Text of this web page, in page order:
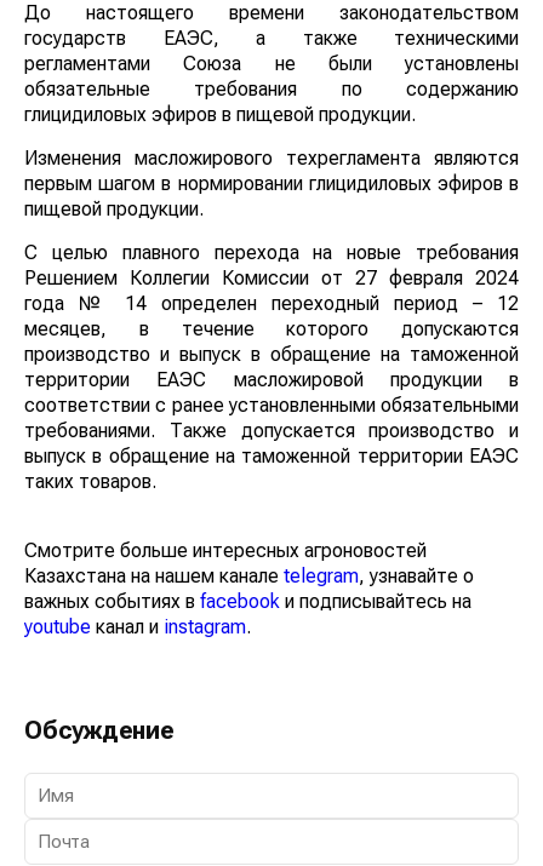
До настоящего времени законодательством
государств ЕАЭС, а также техническими
регламентами Союза не были установлены
обязательные требования по содержанию
глицидиловых эфиров в пищевой продукции.
Изменения масложирового техрегламента являются
первым шагом в нормировании глицидиловых эфиров в
пищевой продукции.
С целью плавного перехода на новые требования
Решением Коллегии Комиссии от 27 февраля 2024
года № 14 определен переходный период – 12
месяцев, в течение которого допускаются
производство и выпуск в обращение на таможенной
территории ЕАЭС масложировой продукции в
соответствии с ранее установленными обязательными
требованиями. Также допускается производство и
выпуск в обращение на таможенной территории ЕАЭС
таких товаров.
Смотрите больше интересных агроновостей
Казахстана на нашем канале telegram, узнавайте о
важных событиях в facebook и подписывайтесь на
youtube канал и instagram.
Обсуждение